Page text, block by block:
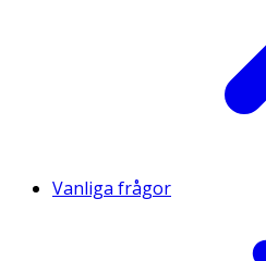
Vanliga frågor